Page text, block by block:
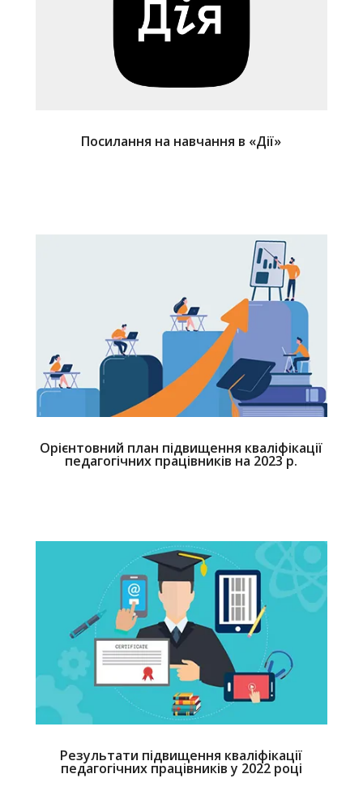
Посилання на навчання в «Дії»
Орієнтовний план підвищення кваліфікації
педагогічних працівників на 2023 р.
Результати підвищення кваліфікації
педагогічних працівників у 2022 році